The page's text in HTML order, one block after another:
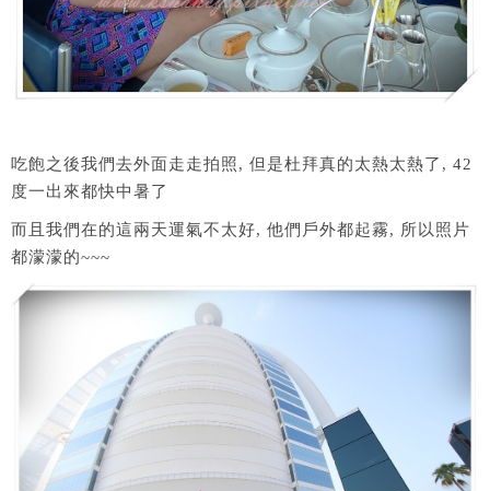
吃飽之後我們去外面走走拍照, 但是杜拜真的太熱太熱了, 42
度一出來都快中暑了
而且我們在的這兩天運氣不太好, 他們戶外都起霧, 所以照片
都濛濛的~~~